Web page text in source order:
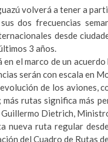
volverá a tener a
dos frecuencias
desde
3 años.
en el marco de un
serán con escala en
de los aviones,
rutas significa más
Dietrich,
nueva ruta regular
del Cuadro de Rutas